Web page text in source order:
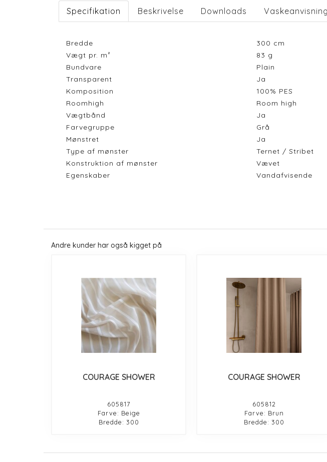
Specifikation Beskrivelse Downloads
Bredde 300 cm
Vægt pr. m²
83 g
Bundvare
Plain
Transparent
Ja
Komposition
100% PES
Roomhigh
Room high
Vægtbånd
Ja
Farvegruppe
Grå
Mønstret
Ja
Type af mønster
Ternet / Stribet
Konstruktion af mønster
Vævet
Egenskaber
Vandafvisende
Andre kunder har også kigget på
COURAGE SHOWER
605817
Farve: Beige
Bredde: 300
COURAGE SHOWER
605812
Farve: Brun
Bredde: 300